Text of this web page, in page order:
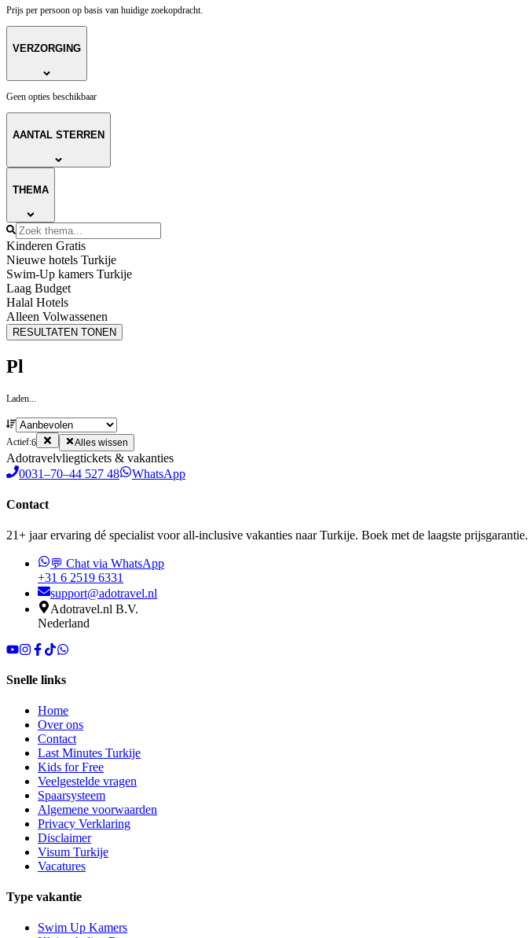
Prijs per persoon op basis van huidige zoekopdracht.
VERZORGING
Geen opties beschikbaar
AANTAL STERREN
THEMA
Kinderen Gratis
Nieuwe hotels Turkije
Swim-Up kamers Turkije
Laag Budget
Halal Hotels
Alleen Volwassenen
RESULTATEN TONEN
Pl
Laden...
Actief:6 Alles wissen
Adotravelvliegtickets & vakanties
0031–70–44 527 48
WhatsApp
Contact
21+ jaar ervaring dé specialist voor all-inclusive vakanties naar Turkije. Boek met de laagste prijsgarantie.
💬 Chat via WhatsApp
+31 6 2519 6331
support@adotravel.nl
Adotravel.nl B.V.
Nederland
Snelle links
Home
Over ons
Contact
Last Minutes Turkije
Kids for Free
Veelgestelde vragen
Spaarsysteem
Algemene voorwaarden
Privacy Verklaring
Disclaimer
Visum Turkije
Vacatures
Type vakantie
Swim Up Kamers